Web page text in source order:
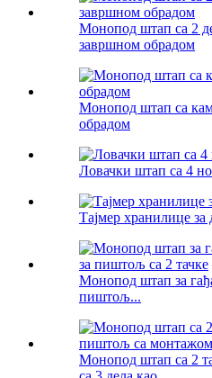
Монопод штап са 2
завршном обрадом
Монопод штап са
обрадом
Ловачки штап са 4
Тајмер хранилице
Монопод штап за
пиштољ...
Монопод штап са 2